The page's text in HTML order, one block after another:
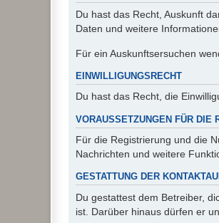
Du hast das Recht, Auskunft
Daten und weitere
Für ein Auskunftsersuchen
EINWILLIGUNGSRECHT
Du hast das Recht, die
VORAUSSETZUNGEN FÜR DIE
Für die Registrierung und die
Nachrichten und weitere
GESTATTUNG DER
Du gestattest dem Betreiber,
ist. Darüber hinaus dürfen er